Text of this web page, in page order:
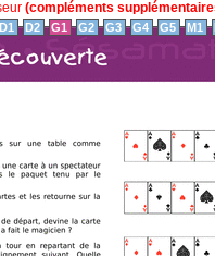
(compléments
D1 D2 G1 G2 G3 G4 G5 M1